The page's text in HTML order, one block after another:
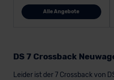
Alle Angebote
DS 7 Crossback
Leider ist der 7 Crossback von